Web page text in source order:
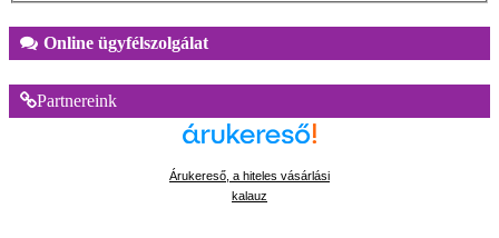
Online ügyfélszolgálat
Partnereink
Árukereső, a hiteles vásárlási
kalauz